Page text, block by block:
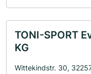
TONI-SPORT
KG
Wittekindstr. 30,